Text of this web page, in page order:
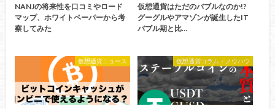
NANJの将来性を口コミやロード
マップ、ホワイトペーパーから考
察してみた
仮想通貨はただのバブルなのか!?
グーグルやアマゾンが誕生したIT
バブル期と比…
仮想通貨ニュース 仮想通貨コラム・ノウハウ